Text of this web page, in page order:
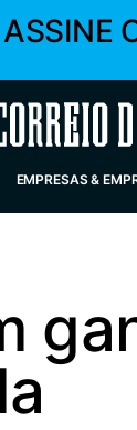
ASSINE
Correio do
EMPRESAS &